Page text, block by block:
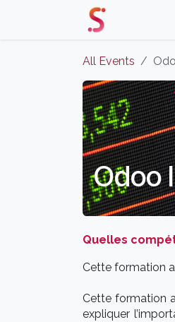
All Events
Odoo
Quelles
Cette formation
Cette formation
expliquer